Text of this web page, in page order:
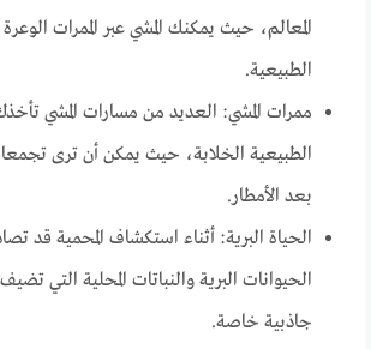
المعالم، حيث يمكنك المشي عبر الممرات الوعرة
الطبيعية.
ممرات المشي: العديد من مسارات المشي تأخذك
الطبيعية الخلابة، حيث يمكن أن ترى
بعد الأمطار.
الحياة البرية: أثناء استكشاف المحمية قد
الحيوانات البرية والنباتات المحلية التي
جاذبية خاصة.